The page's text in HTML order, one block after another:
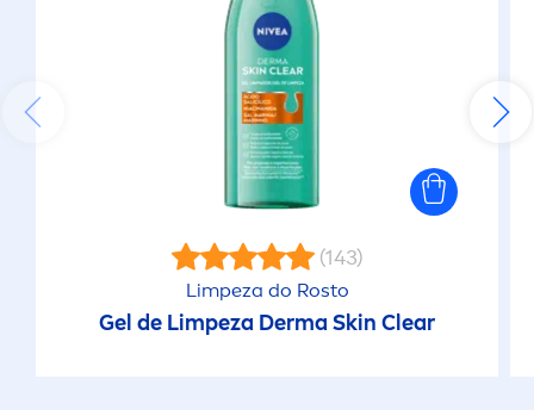
(143)
Limpeza do Rosto
Gel de Limpeza DermaSkin Clear